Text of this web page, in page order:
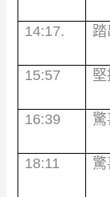
14:17. 踏
15:57
16:39 驚
18:11 驚